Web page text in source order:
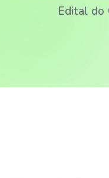
Edital do